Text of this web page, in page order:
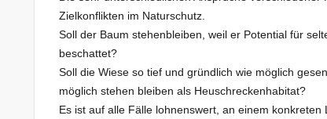
Zielkonflikten im Naturschutz.
Soll der Baum stehenbleiben, weil er Potential für
beschattet?
Soll die Wiese so tief und gründlich wie möglich
möglich stehen bleiben als Heuschreckenhabitat?
Es ist auf alle Fälle lohnenswert, an einem